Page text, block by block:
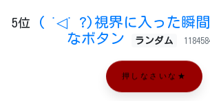
5位
( ˙◁˙ ?)視界に入った瞬
なボタン
ランダム
押しなさいな★